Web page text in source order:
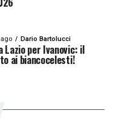
tutti gli
dei
Formello
Dario Bartolucci
Lazio per Ivanovic: il
ai biancocelesti!